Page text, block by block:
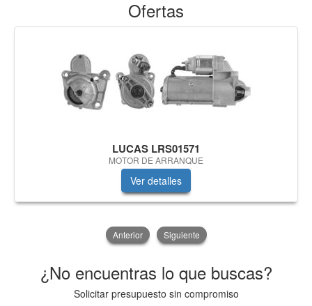
Ofertas
LUCAS LRS01571
MOTOR DE ARRANQUE
Ver detalles
Anterior Siguiente
¿No encuentras lo que buscas?
Solicitar presupuesto sin compromiso